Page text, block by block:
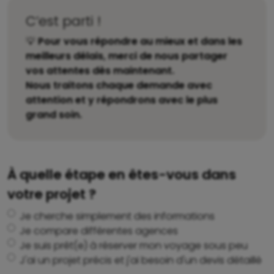
C’est parti !
💡Pour vous répondre au mieux et dans les
meilleurs délais, merci de nous partager
vos attentes dès maintenant.
Nous traitons chaque demande avec
attention et y répondrons avec le plus
grand soin.
À quelle étape en êtes-vous dans
votre projet ?
Je cherche simplement des informations
Je compare différentes agences
Je suis prêt(e) à réserver mon voyage sous peu
J'ai un projet précis et j'ai besoin d'un devis détaillé